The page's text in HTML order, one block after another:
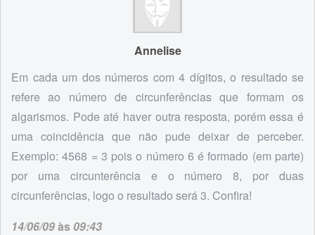
Annelise
Em cada um dos números com 4 dígitos, o resultado se
refere ao número de circunferências que formam os
algarismos. Pode até haver outra resposta, porém essa é
uma coincidência que não pude deixar de perceber.
Exemplo: 4568 = 3 pois o número 6 é formado (em parte)
por uma circunterência e o número 8, por duas
circunferências, logo o resultado será 3. Confira!
14/06/09às09:43